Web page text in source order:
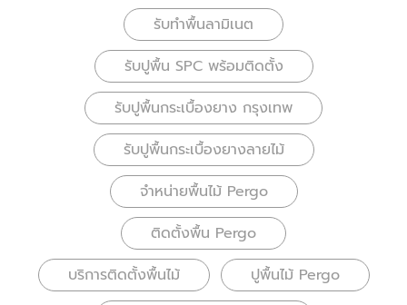
รับทำพื้นลามิเนต
รับปูพื้น SPC พร้อมติดตั้ง
รับปูพื้นกระเบื้องยาง กรุงเทพ
รับปูพื้นกระเบื้องยางลายไม้
จำหน่ายพื้นไม้ Pergo
ติดตั้งพื้น Pergo
บริการติดตั้งพื้นไม้
ปูพื้นไม้ Pergo